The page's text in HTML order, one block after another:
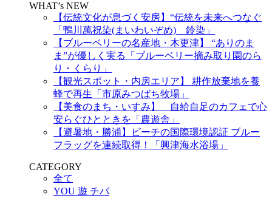
WHAT’s NEW
【伝統文化が息づく安房】“伝統を未来へつなぐ
「鴨川萬祝染(まいわいぞめ) 鈴染」
【ブルーベリーの名産地・木更津】 “ありのま
ま”が優しく実る「ブルーベリー摘み取り園のら
り・くらり」
【観光スポット・内房エリア】 耕作放棄地を養
蜂で再生「市原みつばち牧場」
【美食のまち・いすみ】 自給自足のカフェで心
安らぐひとときを「農遊舎」
【避暑地・勝浦】ビーチの国際環境認証 ブルー
フラッグを連続取得！「興津海水浴場」
CATEGORY
全て
YOU 遊 チバ